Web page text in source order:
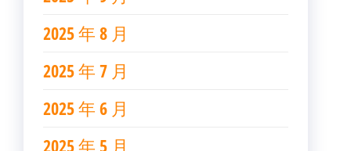
2025 年 8 月
2025 年 7 月
2025 年 6 月
2025 年 5 月